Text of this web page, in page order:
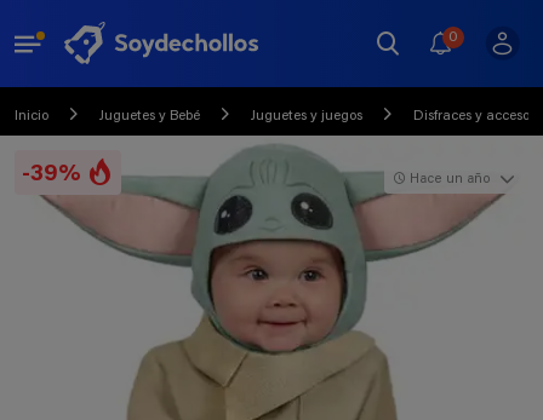
0
Inicio Juguetes y Bebé Juguetes y juegos Disfraces y
-39% Hace un año